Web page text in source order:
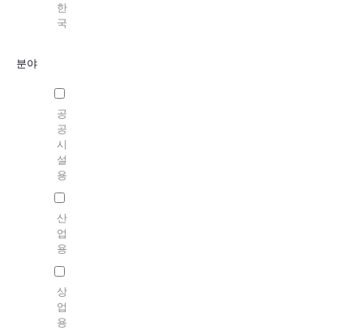
한
국
분야
공
공
시
설
용
산
업
용
상
업
용